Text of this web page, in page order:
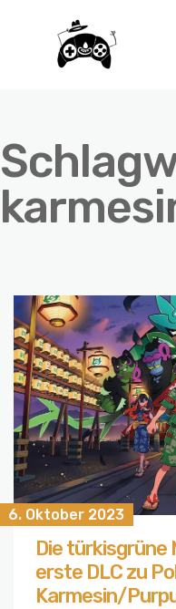
6. Oktober 2023
Die türkisgrüne
erste DLC zu
Karmesin/